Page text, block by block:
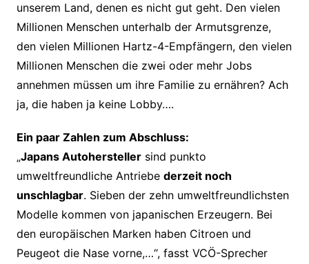
unserem Land, denen es nicht gut geht. Den vielen
Millionen Menschen unterhalb der Armutsgrenze,
den vielen Millionen Hartz-4-Empfängern, den vielen
Millionen Menschen die zwei oder mehr Jobs
annehmen müssen um ihre Familie zu ernähren? Ach
ja, die haben ja keine Lobby….
Ein paar Zahlen zum Abschluss:
„Japans Autoherstellersind punkto
umweltfreundliche Antriebe derzeit noch
unschlagbar. Sieben der zehn umweltfreundlichsten
Modelle kommen von japanischen Erzeugern. Bei
den europäischen Marken haben Citroen und
Peugeot die Nase vorne,…“, fasst VCÖ-Sprecher